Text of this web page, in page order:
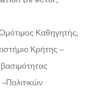
Καθηγητής,
Κρήτης –
–Πολιτικών